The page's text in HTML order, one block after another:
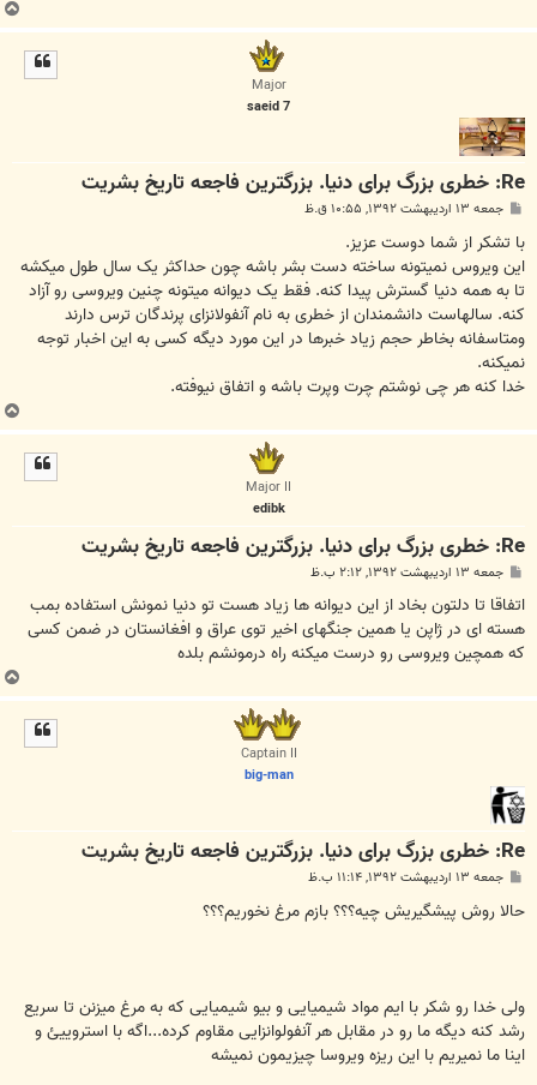
Major
saeid 7
Re: خطری بزرگ برای دنیا. بزرگترین فاجعه تاریخ بشریت
ت
جمعه ۱۳ اردیبهشت ۱۳۹۲, ۱۰:۵۵ ق.ظ
با تشکر از شما دوست عزیز.
این ویروس نمیتونه ساخته دست بشر باشه چون حداکثر یک سال طول میکشه
تا به همه دنیا گسترش پیدا کنه. فقط یک دیوانه میتونه چنین ویروسی رو آزاد
کنه. سالهاست دانشمندان از خطری به نام آنفولانزای پرندگان ترس دارند
ومتاسفانه بخاطر حجم زیاد خبرها در این مورد دیگه کسی به این اخبار توجه
نمیکنه.
خدا کنه هر چی نوشتم چرت وپرت باشه و اتفاق نیوفته.
Major II
edibk
Re: خطری بزرگ برای دنیا. بزرگترین فاجعه تاریخ بشریت
ت
جمعه ۱۳ اردیبهشت ۱۳۹۲, ۲:۱۲ ب.ظ
اتفاقا تا دلتون بخاد از این دیوانه ها زیاد هست تو دنیا نمونش استفاده بمب
هسته ای در ژاپن یا همین جنگهای اخیر توی عراق و افغانستان در ضمن کسی
که همچین ویروسی رو درست میکنه راه درمونشم بلده
Captain II
big-man
Re: خطری بزرگ برای دنیا. بزرگترین فاجعه تاریخ بشریت
ت
جمعه ۱۳ اردیبهشت ۱۳۹۲, ۱۱:۱۴ ب.ظ
حالا روش پیشگیریش چیه؟؟؟ بازم مرغ نخوریم؟؟؟
ولی خدا رو شکر با ایم مواد شیمیایی و بیو شیمیایی که به مرغ میزنن تا سریع
رشد کنه دیگه ما رو در مقابل هر آنفولوانزایی مقاوم کرده...اگه با استروییئ و
اینا ما نمیریم با این ریزه ویروسا چیزیمون نمیشه